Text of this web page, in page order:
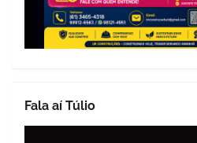
Fala aí Túlio